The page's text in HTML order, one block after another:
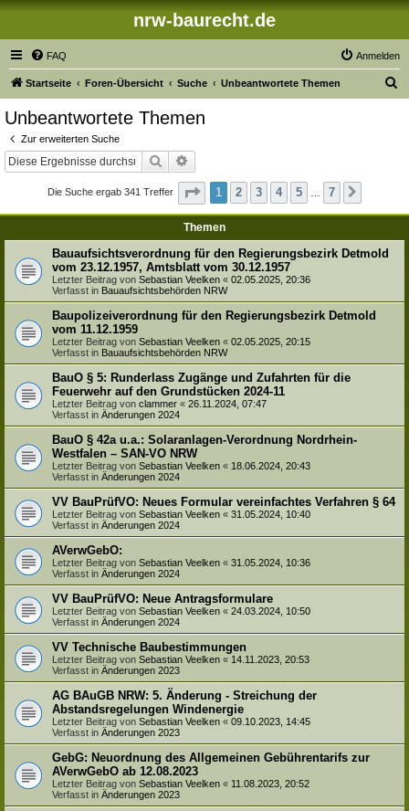
nrw-baurecht.de
FAQ Anmelden
Startseite Foren-Übersicht Suche Unbeantwortete Themen
Unbeantwortete Themen
Zur erweiterten Suche
Suche
Die Suche ergab 341 Treffer Seite 1von
1 2 3 4 5 7
Themen
Bauaufsichtsverordnung für den Regierungsbezirk Detmold
vom 23.12.1957, Amtsblatt vom 30.12.1957
Letzter Beitrag von Sebastian Veelken « 02.05.2025, 20:36
Verfasst in Bauaufsichtsbehörden NRW
Baupolizeiverordnung für den Regierungsbezirk Detmold
vom 11.12.1959
Letzter Beitrag von Sebastian Veelken « 02.05.2025, 20:15
Verfasst in Bauaufsichtsbehörden NRW
BauO § 5: Runderlass Zugänge und Zufahrten für die
Feuerwehr auf den Grundstücken 2024-11
Letzter Beitrag von clammer « 26.11.2024, 07:47
Verfasst in Änderungen 2024
BauO § 42a u.a.: Solaranlagen-Verordnung Nordrhein-
Westfalen – SAN-VO NRW
Letzter Beitrag von Sebastian Veelken « 18.06.2024, 20:43
Verfasst in Änderungen 2024
VV BauPrüfVO: Neues Formular vereinfachtes Verfahren § 64
Letzter Beitrag von Sebastian Veelken « 31.05.2024, 10:40
Verfasst in Änderungen 2024
AVerwGebO:
Letzter Beitrag von Sebastian Veelken « 31.05.2024, 10:36
Verfasst in Änderungen 2024
VV BauPrüfVO: Neue Antragsformulare
Letzter Beitrag von Sebastian Veelken « 24.03.2024, 10:50
Verfasst in Änderungen 2024
VV Technische Baubestimmungen
Letzter Beitrag von Sebastian Veelken « 14.11.2023, 20:53
Verfasst in Änderungen 2023
AG BAuGB NRW: 5. Änderung - Streichung der
Abstandsregelungen Windenergie
Letzter Beitrag von Sebastian Veelken « 09.10.2023, 14:45
Verfasst in Änderungen 2023
GebG: Neuordnung des Allgemeinen Gebührentarifs zur
AVerwGebO ab 12.08.2023
Letzter Beitrag von Sebastian Veelken « 11.08.2023, 20:52
Verfasst in Änderungen 2023